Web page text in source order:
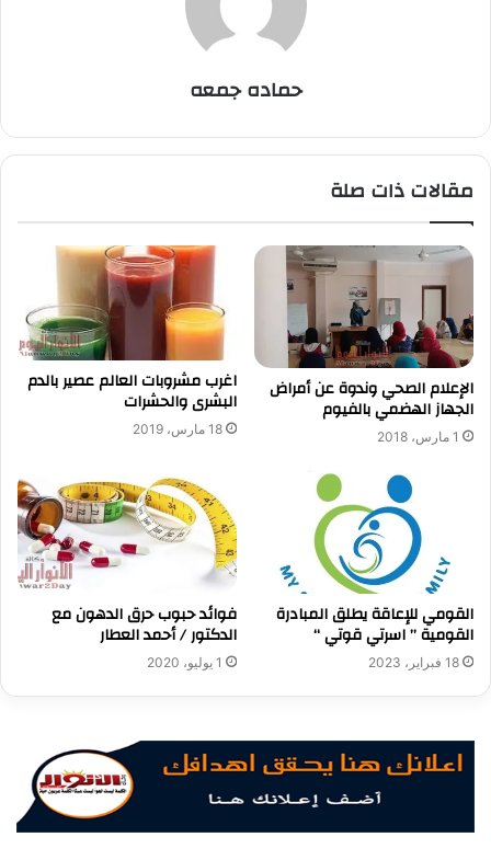
حماده جمعه
مقالات ذات صلة
الإعلام الصحي وندوة عن أمراض
الجهاز الهضمي بالفيوم
1 مارس، 2018
اغرب مشروبات العالم عصير بالدم
البشرى والحشرات
18 مارس، 2019
القومي للإعاقة يطلق المبادرة
القومية ” اسرتي قوتي “
18 فبراير، 2023
فوائد حبوب حرق الدهون مع
الدكتور / أحمد العطار
1 يوليو، 2020